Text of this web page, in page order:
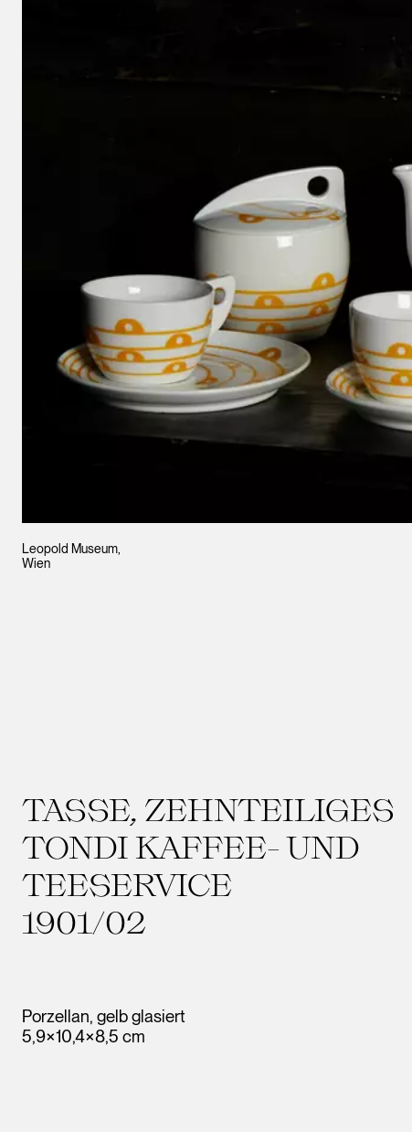
Leopold Museum,
Wien
TASSE, ZEHNTEILIGES
TONDI KAFFEE- UND
TEESERVICE
1901/02
Porzellan, gelb glasiert
5,9×10,4×8,5 cm